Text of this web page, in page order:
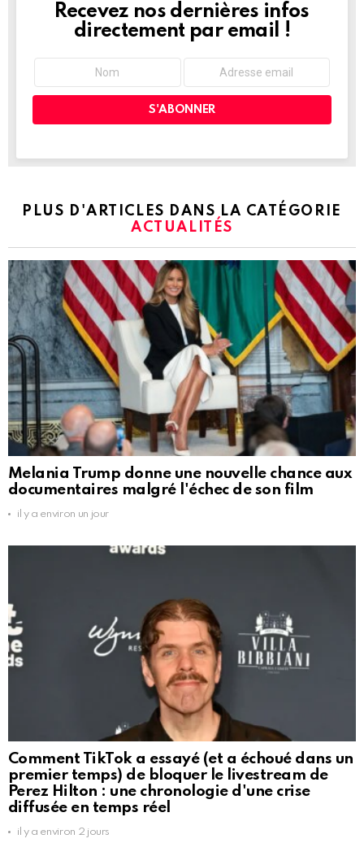
NEWSLETTER
Recevez nos dernières infos
directement par email !
PLUS D'ARTICLES DANS LA CATÉGORIE
ACTUALITÉS
Melania Trump donne une nouvelle chance aux
documentaires malgré l'échec de son film
il y a environ un jour
Comment TikTok a essayé (et a échoué dans un
premier temps) de bloquer le livestream de
Perez Hilton : une chronologie d'une crise
diffusée en temps réel
il y a environ 2 jours